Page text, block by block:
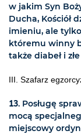
w jakim Syn
Ducha, Kościół
imieniu, ale
któremu winny
także diabeł i
III. Szafarz
13. Posługę
mocą
miejscowy